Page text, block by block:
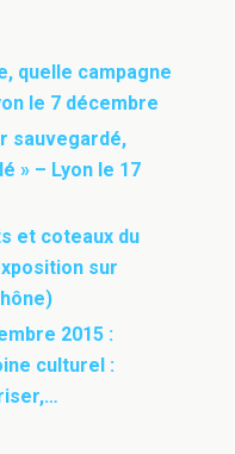
quelle campagne
le 7 décembre
sauvegardé,
» – Lyon le 17
et coteaux du
sur
2015 :
culturel :